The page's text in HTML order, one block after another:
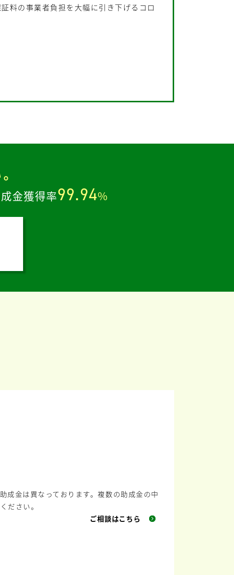
料の事業者負担を大幅に引き下げるコロ
金獲得率99.94%
成金は異なっております。複数の助成金の中
ださい。
ご相談はこちら